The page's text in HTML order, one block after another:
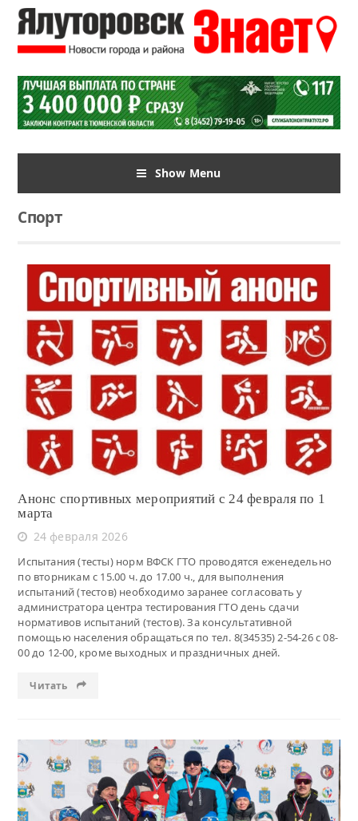
Show Menu
Спорт
Читать
Анонс спортивных мероприятий с 24 февраля по 1
марта
24 февраля 2026
Испытания (тесты) норм ВФСК ГТО проводятся еженедельно
по вторникам с 15.00 ч. до 17.00 ч., для выполнения
испытаний (тестов) необходимо заранее согласовать у
администратора центра тестирования ГТО день сдачи
нормативов испытаний (тестов). За консультативной
помощью населения обращаться по тел. 8(34535) 2-54-26 с 08-
00 до 12-00, кроме выходных и праздничных дней.
Читать